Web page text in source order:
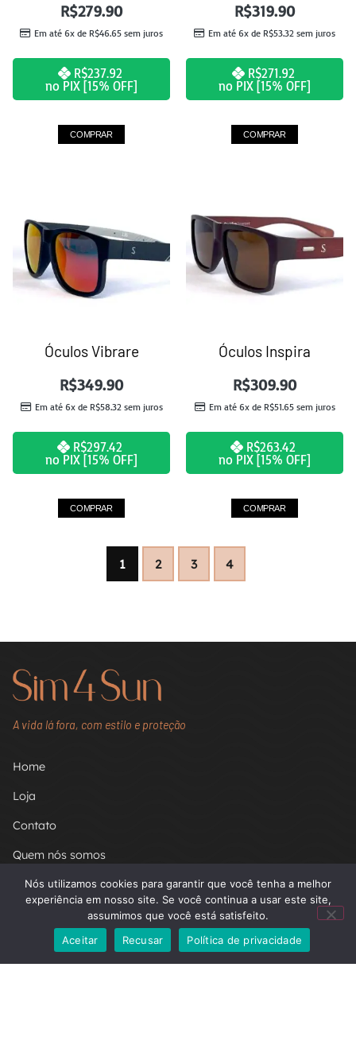
R$279.90
Em até 6x de R$46.65 sem juros
R$237.92
no PIX [15% OFF]
COMPRAR
R$319.90
Em até 6x de R$53.32 sem juros
R$271.92
no PIX [15% OFF]
COMPRAR
Óculos Vibrare
R$349.90
Em até 6x de R$58.32sem juros
R$297.42
no PIX [15% OFF]
COMPRAR
Óculos Inspira
R$309.90
Em até 6x de R$51.65sem juros
R$263.42
no PIX [15% OFF]
COMPRAR
1 2 3 4
A vida lá fora, com estilo e proteção
Home
Loja
Contato
Quem nós somos
Carrinho
Termos de uso
Nós utilizamos cookies para garantir que você tenha a melhor
experiência em nosso site. Se você continua a usar este site,
assumimos que você está satisfeito.
Aceitar
Recusar Política de privacidade